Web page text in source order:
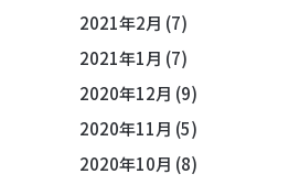
2021年2月 (7)
2021年1月 (7)
2020年12月 (9)
2020年11月 (5)
2020年10月 (8)